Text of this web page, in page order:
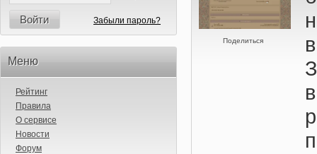
Войти Забыли пароль?
Меню
Рейтинг
Правила
О сервисе
Новости
Форум
Поделиться